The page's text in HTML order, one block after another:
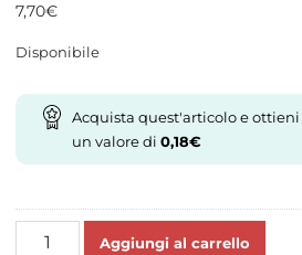
7,70€
Disponibile
Acquista quest'articolo e ottieni
un valore di 0,18€
ANICE
Aggiungi al carrello